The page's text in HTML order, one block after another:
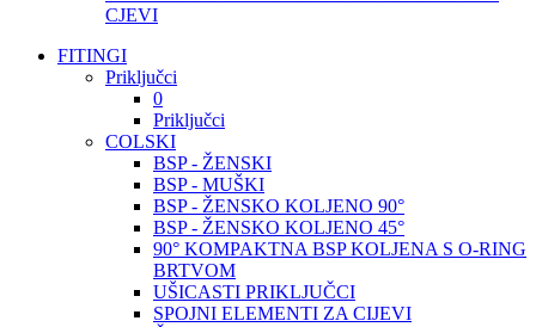
CJEVI
FITINGI
Priključci
0
Priključci
COLSKI
BSP - ŽENSKI
BSP - MUŠKI
BSP - ŽENSKO KOLJENO 90°
BSP - ŽENSKO KOLJENO 45°
90° KOMPAKTNA BSP KOLJENA S O-RING
BRTVOM
UŠICASTI PRIKLJUČCI
SPOJNI ELEMENTI ZA CIJEVI